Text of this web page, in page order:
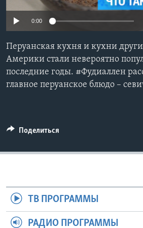
Learning English
СОЦИАЛЬНЫЕ СЕТИ
0:00
Перуанская кухня и кухни
Америки стали невероятно
последние годы. #Фудиаллен
главное перуанское блюдо –
Поделиться
ТВ ПРОГРАММЫ
РАДИО ПРОГРАММЫ